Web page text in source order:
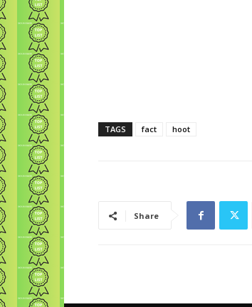
TAGS fact hoot
Share